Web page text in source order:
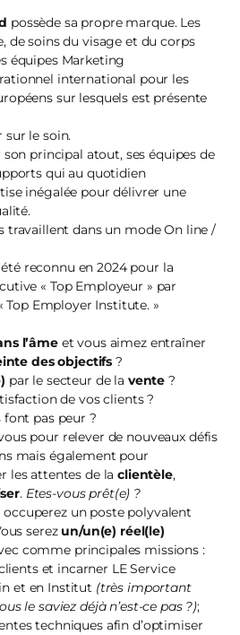
possède sa propre marque. Les
de soins du visage et du corps
équipes Marketing
international pour les
sur lesquels est présente
sur le soin.
son principal atout, ses équipes de
qui au quotidien
inégalée pour délivrer une
travaillent dans un mode On line /
reconnu en 2024 pour la
« Top Employeur » par
Top Employer Institute. »
l’âmeet vous aimez entraîner
des objectifs ?
par le secteur de la vente?
de vos clients ?
font pas peur ?
pour relever de nouveaux défis
mais également pour
les attentes de laclientèle,
. Etes-vous prêt(e) ?
un poste polyvalent
serez un/un(e) réel(le)
comme principales missions :
et incarner LE Service
et en Institut (très important
le saviez déjà n’est-ce pas ?);
techniques afin d’optimiser